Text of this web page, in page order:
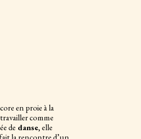
en proie à la
comme
de danse, elle